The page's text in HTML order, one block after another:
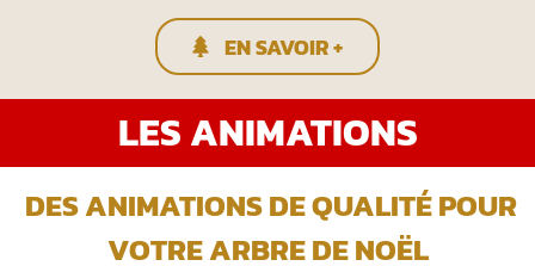
EN SAVOIR +
LES ANIMATIONS
DES ANIMATIONS DE QUALITÉ POUR
VOTRE ARBRE DE NOËL